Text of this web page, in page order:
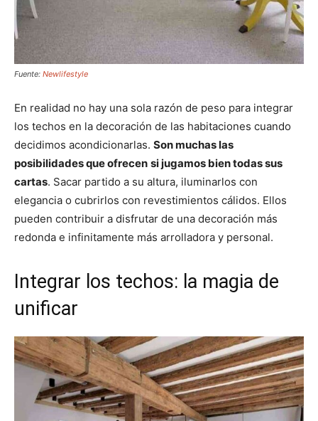
Fuente: Newlifestyle
En realidad no hay una sola razón de peso para integrar
los techos en la decoración de las habitaciones cuando
decidimos acondicionarlas. Son muchas las
posibilidades que ofrecen si jugamos bien todas sus
cartas. Sacar partido a su altura, iluminarlos con
elegancia o cubrirlos con revestimientos cálidos. Ellos
pueden contribuir a disfrutar de una decoración más
redonda e infinitamente más arrolladora y personal.
Integrar los techos: la magia de
unificar